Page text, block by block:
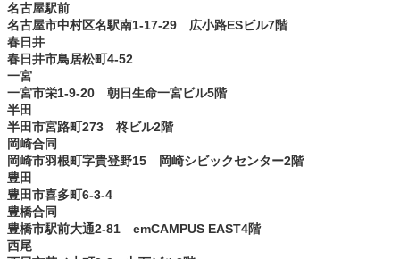
名古屋駅前
名古屋市中村区名駅南1-17-29 広小路ESビル7階
春日井
春日井市鳥居松町4-52
一宮
一宮市栄1-9-20 朝日生命一宮ビル5階
半田
半田市宮路町273 柊ビル2階
岡崎合同
岡崎市羽根町字貴登野15 岡崎シビックセンター2階
豊田
豊田市喜多町6-3-4
豊橋合同
豊橋市駅前大通2-81 emCAMPUS EAST4階
西尾